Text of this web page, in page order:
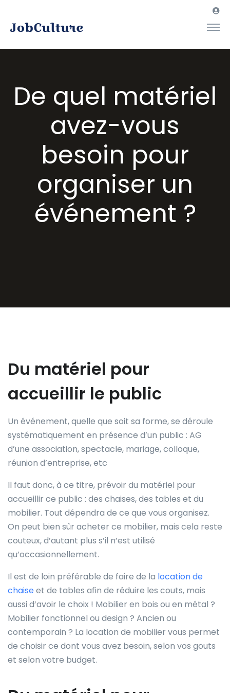
De quel matériel
avez-vous
besoin pour
organiser un
événement ?
Du matériel pour
accueillir le public
Un événement, quelle que soit sa forme, se déroule
systématiquement en présence d’un public : AG
d’une association, spectacle, mariage, colloque,
réunion d’entreprise, etc
Il faut donc, à ce titre, prévoir du matériel pour
accueillir ce public : des chaises, des tables et du
mobilier. Tout dépendra de ce que vous organisez.
On peut bien sûr acheter ce mobilier, mais cela reste
couteux, d’autant plus s’il n’est utilisé
qu’occasionnellement.
Il est de loin préférable de faire de la location de
chaiseet de tables afin de réduire les couts, mais
aussi d’avoir le choix ! Mobilier en bois ou en métal ?
Mobilier fonctionnel ou design ? Ancien ou
contemporain ? La location de mobilier vous permet
de choisir ce dont vous avez besoin, selon vos gouts
et selon votre budget.